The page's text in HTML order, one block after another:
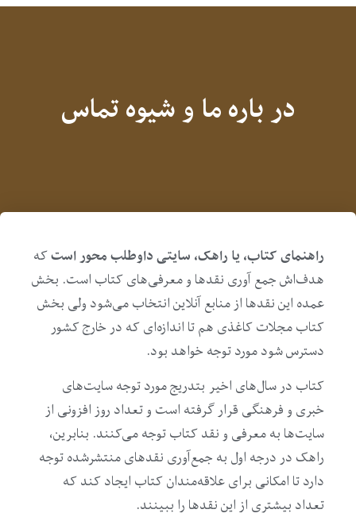
در باره ما و شیوه تماس
راهنمای کتاب، یا راهک، سایتی داوطلب محور استکه
هدف‌اش جمع آوری نقدها و معرفی‌های کتاب است. بخش
عمده این نقدها از منابع آنلاین انتخاب می‌شود ولی بخش
کتاب مجلات کاغذی هم تا اندازه‌ای که در خارج کشور
دسترس شود مورد توجه خواهد بود.
کتاب در سال‌های اخیر بتدریج مورد توجه سایت‌های
خبری و فرهنگی قرار گرفته است و تعداد روز افزونی از
سایت‌ها به معرفی و نقد کتاب توجه می‌کنند. بنابرین،
راهک در درجه اول به جمع‌آوری نقدهای منتشرشده توجه
دارد تا امکانی برای علاقه‌مندان کتاب ایجاد کند که
تعداد بیشتری از این نقدها را ببینند.